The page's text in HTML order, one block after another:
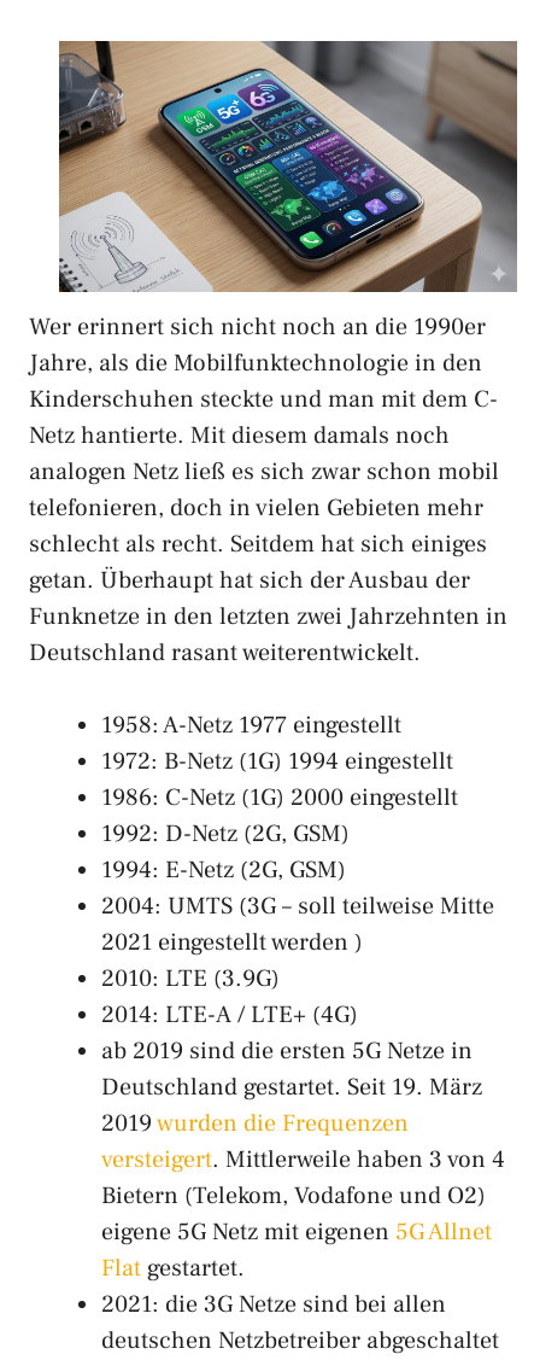
Wer erinnert sich nicht noch an die 1990er
Jahre, als die Mobilfunktechnologie in den
Kinderschuhen steckte und man mit dem C-
Netz hantierte. Mit diesem damals noch
analogen Netz ließ es sich zwar schon mobil
telefonieren, doch in vielen Gebieten mehr
schlecht als recht. Seitdem hat sich einiges
getan. Überhaupt hat sich der Ausbau der
Funknetze in den letzten zwei Jahrzehnten in
Deutschland rasant weiterentwickelt.
1958: A-Netz 1977 eingestellt
1972: B-Netz (1G) 1994 eingestellt
1986: C-Netz (1G) 2000 eingestellt
1992: D-Netz (2G, GSM)
1994: E-Netz (2G, GSM)
2004: UMTS (3G – soll teilweise Mitte
2021 eingestellt werden )
2010: LTE (3.9G)
2014: LTE-A / LTE+ (4G)
ab 2019 sind die ersten 5G Netze in
Deutschland gestartet. Seit 19. März
2019wurden die Frequenzen
versteigert. Mittlerweile haben 3 von 4
Bietern (Telekom, Vodafone und O2)
eigene 5G Netz mit eigenen 5G Allnet
Flatgestartet.
2021: die 3G Netze sind bei allen
deutschen Netzbetreiber abgeschaltet